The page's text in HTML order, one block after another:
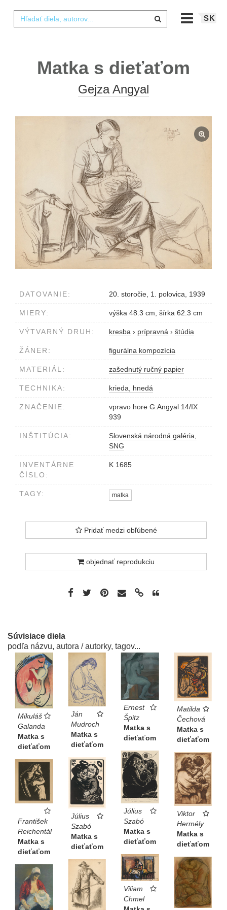
SK
Matka s dieťaťom
Gejza Angyal
DATOVANIE: 20. storočie, 1. polovica, 1939
MIERY: výška 48.3 cm, šírka 62.3 cm
VÝTVARNÝ DRUH: kresba › prípravná › štúdia
ŽÁNER: figurálna kompozícia
MATERIÁL: zašednutý ručný papier
TECHNIKA: krieda, hnedá
ZNAČENIE:
vpravo hore G.Angyal 14/IX
939
INŠTITÚCIA:
Slovenská národná galéria,
SNG
INVENTÁRNE
ČÍSLO:
K 1685
TAGY: matka
Pridať medzi obľúbené
objednať reprodukciu
Súvisiace diela
podľa názvu, autora / autorky, tagov...
Mikuláš
Galanda
Matka s
dieťaťom
Ján
Mudroch
Matka s
dieťaťom
Ernest
Špitz
Matka s
dieťaťom
Matilda
Čechová
Matka s
dieťaťom
Július
Szabó
Matka s
dieťaťom
Viktor
Hermély
Matka s
dieťaťom
Július
Szabó
Matka s
dieťaťom
František
Reichentál
Matka s
dieťaťom
Viliam
Chmel